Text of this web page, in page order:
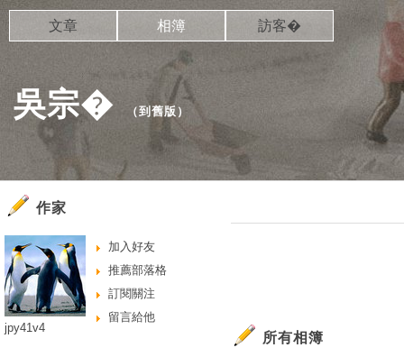
吳宗� （到舊版 ）
文章 相簿 訪客�
所有相簿
作家
加入好友
推薦部落格
訂閱關注
留言給他
jpy41v4